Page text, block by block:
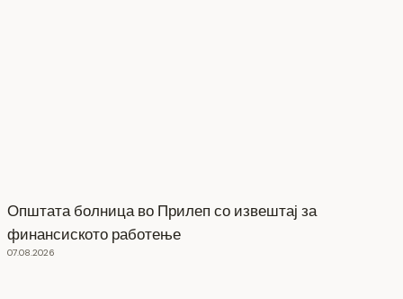
Општата болница во Прилеп со извештај за
финансиското работење
07.08.2026